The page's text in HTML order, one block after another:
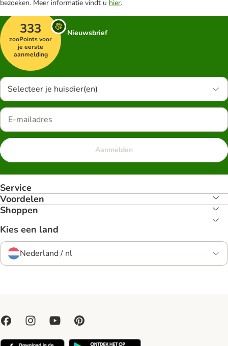
bezoeken. Meer informatie vindt u hier.
333
zooPoints voor
je eerste
aanmelding
Nieuwsbrief
Selecteer je huisdier(en)
Aanmelden
Service
Voordelen
Shoppen
Kies een land
Nederland / nl